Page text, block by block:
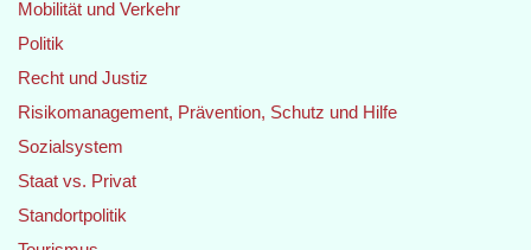
Mobilität und Verkehr
Politik
Recht und Justiz
Risikomanagement, Prävention, Schutz und Hilfe
Sozialsystem
Staat vs. Privat
Standortpolitik